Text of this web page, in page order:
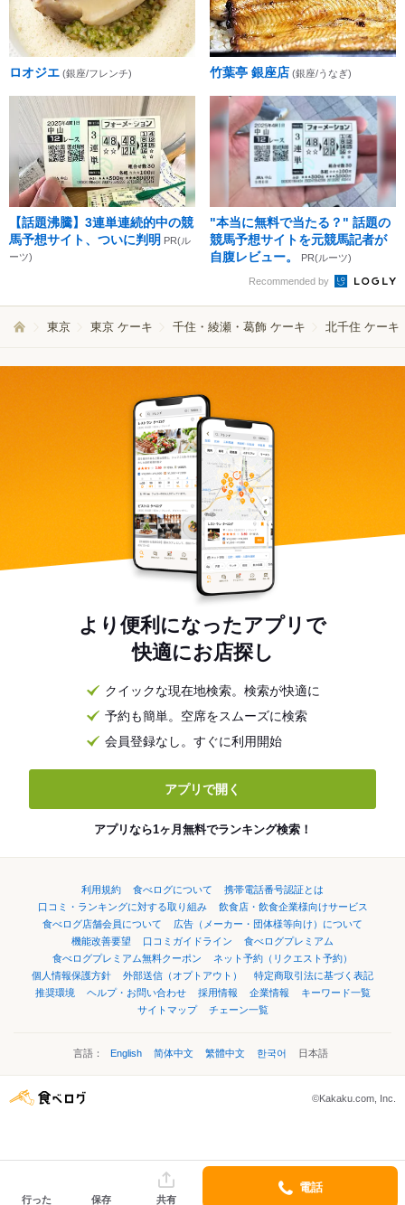
ロオジエ (銀座/フレンチ) 竹葉亭 銀座店 (銀座/うなぎ)
【話題沸騰】3連単連続的中の競
馬予想サイト、ついに判明 PR(ル
ーツ)
"本当に無料で当たる？" 話題の
競馬予想サイトを元競馬記者が
自腹レビュー。
PR(ルーツ)
Recommended by
東京 東京 ケーキ 千住・綾瀬・葛飾 ケーキ 北千住 ケーキ
より便利になったアプリで
快適にお店探し
クイックな現在地検索。検索が快適に
予約も簡単。空席をスムーズに検索
会員登録なし。すぐに利用開始
アプリで開く
アプリなら1ヶ月無料でランキング検索！
利用規約 食べログについて
携帯電話番号認証とは
口コミ・ランキングに対する取り組み
飲食店・飲食企業様向けサービス
食べログ店舗会員について
広告（メーカー・団体様等向け）について
機能改善要望
口コミガイドライン
食べログプレミアム
食べログプレミアム無料クーポン
ネット予約（リクエスト予約）
個人情報保護方針
外部送信（オプトアウト）
特定商取引法に基づく表記
推奨環境
ヘルプ・お問い合わせ 採用情報 企業情報
キーワード一覧
サイトマップ
チェーン一覧
言語： English 简体中文 繁體中文 한국어 日本語
©Kakaku.com, Inc.
行った 保存 共有
電話